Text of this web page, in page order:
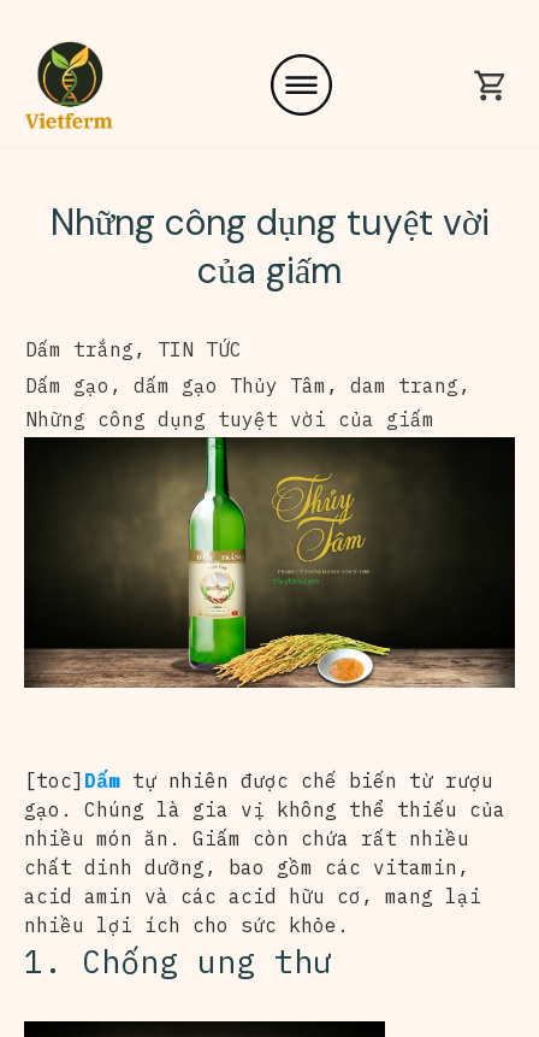
Những công dụng tuyệt vời
của giấm
Dấm trắng , TIN TỨC
Dấm gạo , dấm gạo Thủy Tâm , dam trang ,
Những công dụng tuyệt vời của giấm
[toc] Dấm tự nhiên được chế biến từ rượu
gạo. Chúng là gia vị không thể thiếu của
nhiều món ăn. Giấm còn chứa rất nhiều
chất dinh dưỡng, bao gồm các vitamin,
acid amin và các acid hữu cơ, mang lại
nhiều lợi ích cho sức khỏe.
1. Chống ung thư